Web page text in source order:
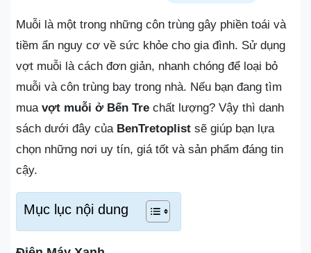
Muỗi là một trong những côn trùng gây phiền toái và
tiềm ẩn nguy cơ về sức khỏe cho gia đình. Sử dụng
vợt muỗi là cách đơn giản, nhanh chóng để loại bỏ
muỗi và côn trùng bay trong nhà. Nếu bạn đang tìm
mua vợt muỗi ở Bến Tre chất lượng? Vậy thì danh
sách dưới đây của BenTretoplist sẽ giúp bạn lựa
chọn những nơi uy tín, giá tốt và sản phẩm đáng tin
cậy.
Mục lục nội dung